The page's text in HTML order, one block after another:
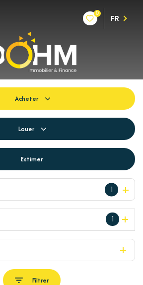
0
FR
Acheter
Louer
Estimer
1
1
Filtrer